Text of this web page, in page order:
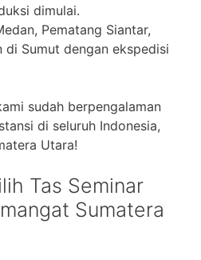
dimulai.
Pematang Siantar,
di Sumut dengan ekspedisi
sudah berpengalaman
di seluruh Indonesia,
Utara!
Tas Seminar
Sumatera